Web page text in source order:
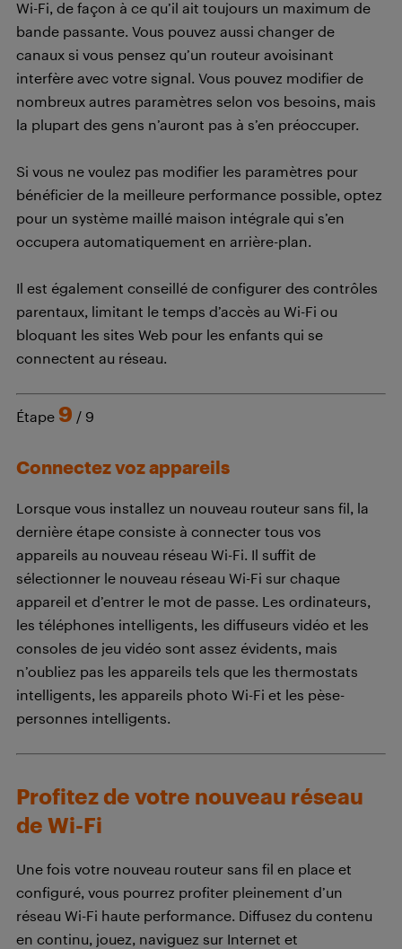
Wi-Fi, de façon à ce qu’il ait toujours un maximum de
bande passante. Vous pouvez aussi changer de
canaux si vous pensez qu’un routeur avoisinant
interfère avec votre signal. Vous pouvez modifier de
nombreux autres paramètres selon vos besoins, mais
la plupart des gens n’auront pas à s’en préoccuper.
Si vous ne voulez pas modifier les paramètres pour
bénéficier de la meilleure performance possible, optez
pour un système maillé maison intégrale qui s’en
occupera automatiquement en arrière-plan.
Il est également conseillé de configurer des contrôles
parentaux, limitant le temps d’accès au Wi-Fi ou
bloquant les sites Web pour les enfants qui se
connectent au réseau.
Étape 9 / 9
Connectez voz appareils
Lorsque vous installez un nouveau routeur sans fil, la
dernière étape consiste à connecter tous vos
appareils au nouveau réseau Wi-Fi. Il suffit de
sélectionner le nouveau réseau Wi-Fi sur chaque
appareil et d’entrer le mot de passe. Les ordinateurs,
les téléphones intelligents, les diffuseurs vidéo et les
consoles de jeu vidéo sont assez évidents, mais
n’oubliez pas les appareils tels que les thermostats
intelligents, les appareils photo Wi-Fi et les pèse-
personnes intelligents.
Profitez de votre nouveau réseau
de Wi-Fi
Une fois votre nouveau routeur sans fil en place et
configuré, vous pourrez profiter pleinement d’un
réseau Wi-Fi haute performance. Diffusez du contenu
en continu, jouez, naviguez sur Internet et